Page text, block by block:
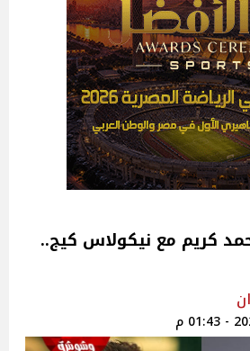
كريم مع نيكولاس كيج..